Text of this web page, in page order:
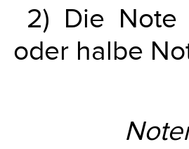
2) Die Note
oder halbe